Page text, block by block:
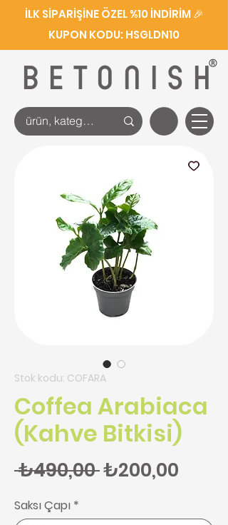
BETONISH
®
İLK SİPARİŞİNE ÖZEL %10 İNDİRİM 🎉
KUPON KODU: HSGLDN10
Stok kodu: COFARA
Coffea Arabiaca
(Kahve Bitkisi)
₺490,00 Normal Fiyat
₺200,00
Saksı Çapı *